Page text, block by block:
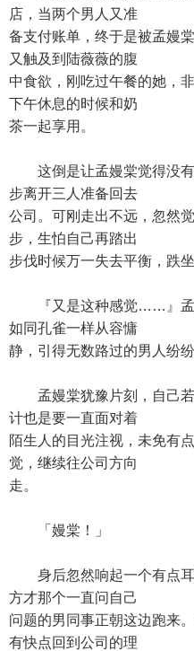
店，当两个男人又准
备支付账单，终于是被孟嫚
又触及到陆薇薇的腹
中食欲，刚吃过午餐的她，
下午休息的时候和奶
茶一起享用。
这倒是让孟嫚棠觉得没有
步离开三人准备回去
公司。可刚走出不远，忽然
步，生怕自己再踏出
步伐时候万一失去平衡，跌坐
『又是这种感觉……』孟
如同孔雀一样从容慵
静，引得无数路过的男人纷纷
孟嫚棠犹豫片刻，自己若
计也是要一直面对着
陌生人的目光注视，未免有
觉，继续往公司方向
走。
「嫚棠！」
身后忽然响起一个有点耳
方才那个一直问自己
问题的男同事正朝这边跑来
有快点回到公司的理